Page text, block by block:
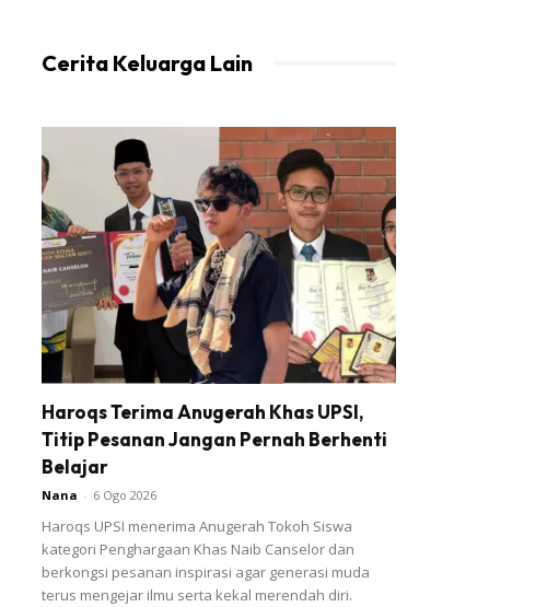
Cerita Keluarga Lain
Haroqs Terima Anugerah Khas UPSI,
Titip Pesanan Jangan Pernah Berhenti
Belajar
Nana - 6 Ogo 2026
Haroqs UPSI menerima Anugerah Tokoh Siswa
kategori Penghargaan Khas Naib Canselor dan
berkongsi pesanan inspirasi agar generasi muda
terus mengejar ilmu serta kekal merendah diri.